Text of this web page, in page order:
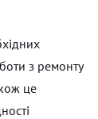
з ремонту
це